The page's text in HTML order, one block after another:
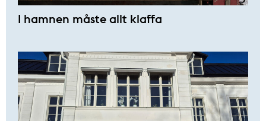
I hamnen måste allt klaffa